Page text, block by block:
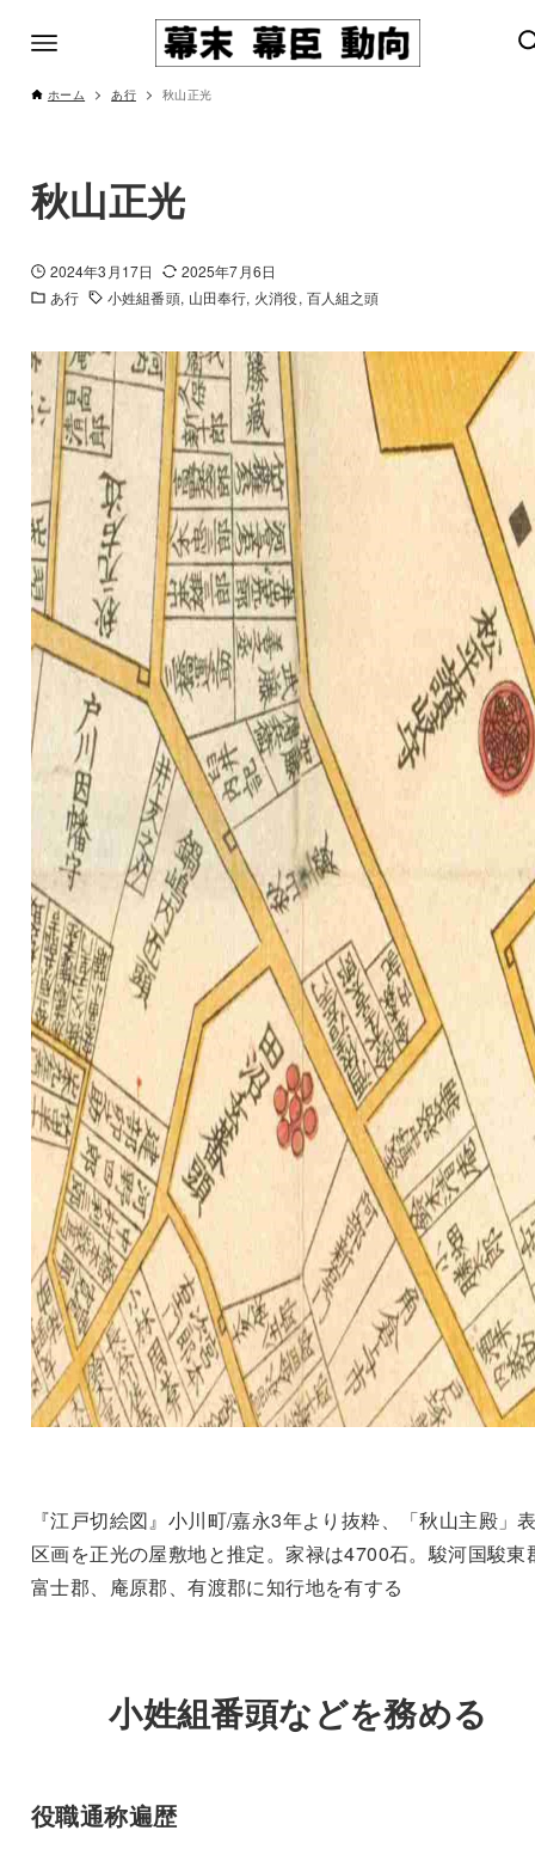
ホーム あ行 秋山正光
秋山正光
2024年3月17日
2025年7月6日
あ行
小姓組番頭 山田奉行 火消役 百人組之頭
『江戸切絵図』小川町/嘉永3年より抜粋、「秋山主殿」
区画を正光の屋敷地と推定。家禄は4700石。駿河国駿東
富士郡、庵原郡、有渡郡に知行地を有する
小姓組番頭などを務める
役職通称遍歴